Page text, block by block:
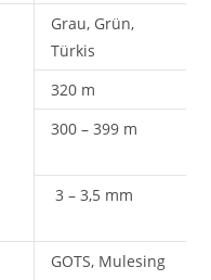
Grau, Grün,
Türkis
320 m
300 – 399 m
3 – 3,5 mm
GOTS, Mulesing